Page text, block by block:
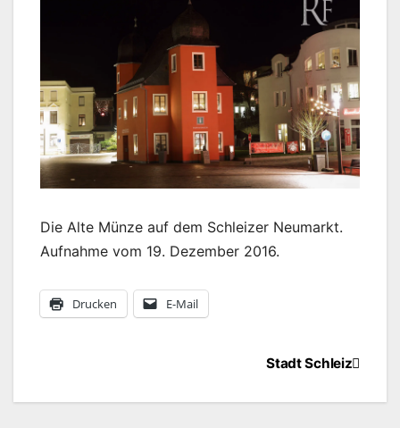
Die Alte Münze auf dem Schleizer Neumarkt.
Aufnahme vom 19. Dezember 2016.
Drucken E-Mail
BeitragsnavigationStadt Schleiz